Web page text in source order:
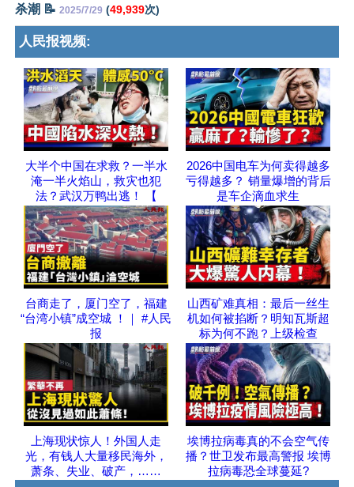
杀潮 📝 2025/7/29 (49,939次)
人民报视频:
大半个中国在求救？一半水
淹一半火焰山，救灾也犯
法？武汉万鸭出逃！ 【
2026中国电车为何卖得越多
亏得越多？ 销量爆增的背后
是车企滴血求生
台商走了，厦门空了，福建
“台湾小镇”成空城 ！｜ #人民
报
山西矿难真相：最后一丝生
机如何被掐断？明知瓦斯超
标为何不跑？上级检查
上海现状惊人！外国人走
光，有钱人大量移民海外，
萧条、失业、破产，……
埃博拉病毒真的不会空气传
播？世卫发布最高警报 埃博
拉病毒恐全球蔓延?